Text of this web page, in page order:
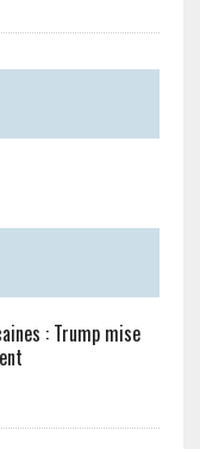
: Trump mise